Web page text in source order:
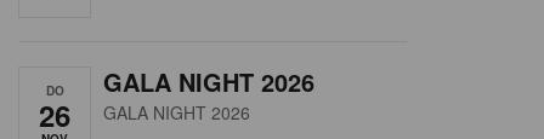
DO
26
GALA NIGHT 2026
GALA NIGHT 2026